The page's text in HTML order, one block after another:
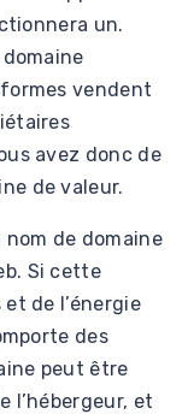
un.
vendent
avez donc de
de valeur.
de domaine
Si cette
de l’énergie
des
peut être
l’hébergeur, et